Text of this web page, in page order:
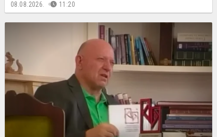
08.08.2026. 11:20